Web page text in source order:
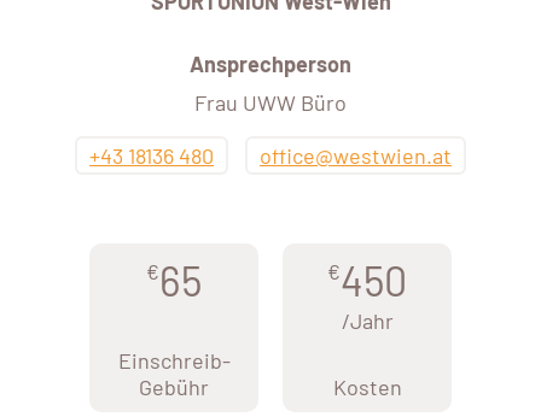
Ansprechperson
Frau UWW Büro
+43 18136 480
office@westwien.at
€65
Einschreib-
Gebühr
€450
/Jahr
Kosten